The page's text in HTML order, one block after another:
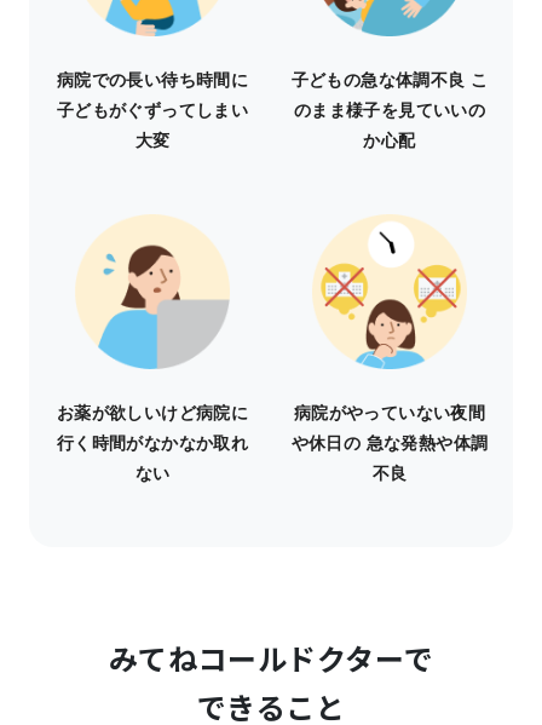
病院での長い待ち時間に
子どもがぐずってしまい
大変
子どもの急な体調不良 こ
のまま様子を見ていいの
か心配
お薬が欲しいけど病院に
行く時間がなかなか取れ
ない
病院がやっていない夜間
や休日の 急な発熱や体調
不良
みてねコールドクターで
できること